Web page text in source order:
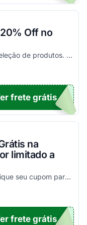
Off no
Aproveite já para economizar nessa seleção de produtos. Uso único por cadastro. Válido para compras nesse link. Corra!
20
frete grátis
na
limitado a
Compre produtos dessa seleção e aplique seu cupom para gerar um desconto!
25
frete grátis